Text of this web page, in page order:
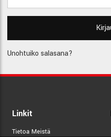
Unohtuiko salasana?
Linkit
Tietoa Meistä